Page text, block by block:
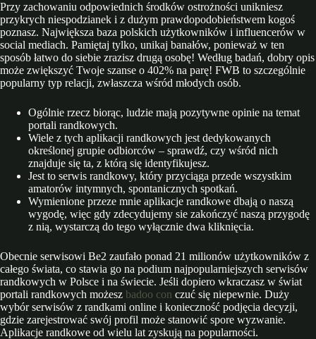
Przy zachowaniu odpowiednich środków ostrożności unikniesz
przykrych niespodzianek i z dużym prawdopodobieństwem kogoś
poznasz. Największa baza polskich użytkowników i influencerów w
social mediach. Pamiętaj tylko, unikaj banałów, ponieważ w ten
sposób łatwo do siebie zrazisz drugą osobę! Według badań, dobry opis
może zwiększyć Twoje szanse o 402% na parę! FWB to szczególnie
popularny typ relacji, zwłaszcza wśród młodych osób.
Ogólnie rzecz biorąc, ludzie mają pozytywne opinie na temat
portali randkowych.
Wiele z tych aplikacji randkowych jest dedykowanych
określonej grupie odbiorców – sprawdź, czy wśród nich
znajduje się ta, z którą się identyfikujesz.
Jest to serwis randkowy, który przyciąga przede wszystkim
amatorów intymnych, spontanicznych spotkań.
Wymienione przeze mnie aplikacje randkowe dbają o naszą
wygodę, więc gdy zdecydujemy sie zakończyć naszą przygodę
z nią, wystarczą do tego wyłącznie dwa kliknięcia.
Obecnie serwisowi Be2 zaufało ponad 21 milionów użytkowników z
całego świata, co stawia go na podium najpopularniejszych serwisów
randkowych w Polsce i na świecie. Jeśli dopiero wkraczasz w świat
portali randkowych możesz badoo con czuć się niepewnie. Duży
wybór serwisów z randkami online i konieczność podjęcia decyzji,
gdzie zarejestrować swój profil może stanowić spore wyzwanie.
Aplikacje randkowe od wielu lat zyskują na popularności.